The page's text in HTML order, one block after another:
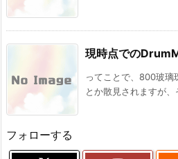
現時点での
ってことで、800玻璃
とか散見されますが
フォローする